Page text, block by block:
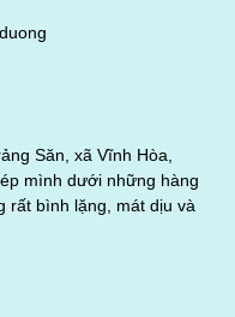
Săn, xã Vĩnh Hòa,
mình dưới những hàng
rất bình lặng, mát dịu và